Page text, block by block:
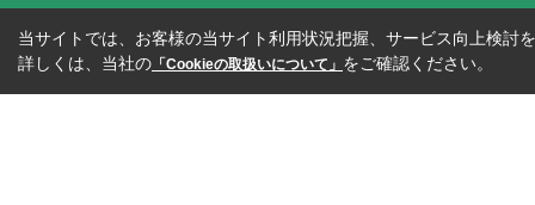
当サイトでは、お客様の当サイト利用状況把握、サービス向上検討
詳しくは、当社の 「Cookieの取扱いについて」 をご確認ください。